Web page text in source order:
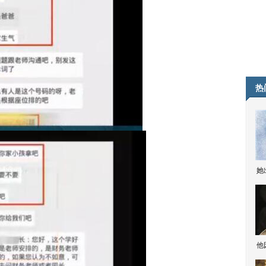
热
她
他